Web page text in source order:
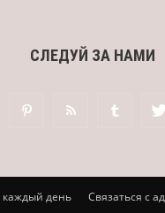
СЛЕДУЙ ЗА НАМИ
день Связаться с